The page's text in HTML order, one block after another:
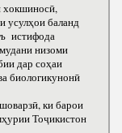
хокшиносӣ,
усулҳои баланд
истифода
низоми
дар соҳаи
биологикунонӣ
ки барои
Тоҷикистон